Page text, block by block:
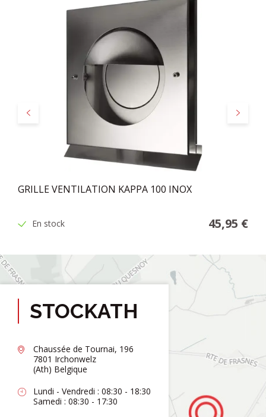
Précédent Suivant
GRILLE VENTILATION KAPPA 100 INOX
En stock 45,95 €
STOCKATH
Chaussée de Tournai, 196
7801 Irchonwelz
(Ath) Belgique
Lundi - Vendredi : 08:30 - 18:30
Samedi : 08:30 - 17:30